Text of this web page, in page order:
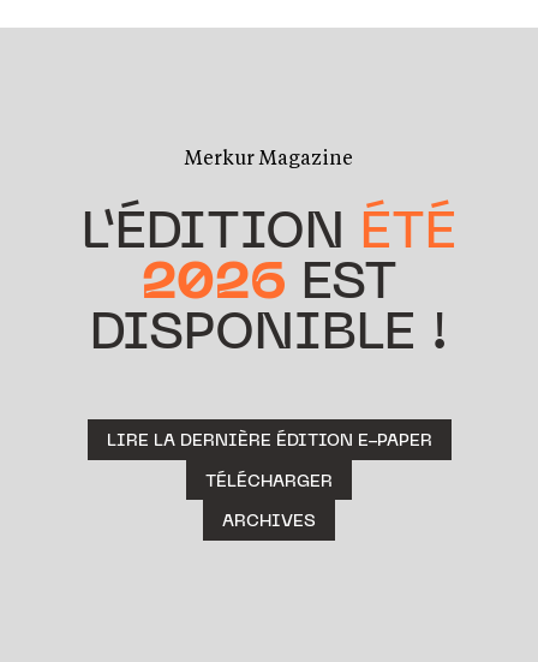
Merkur Magazine
L’ÉDITION ÉTÉ
2026 EST
DISPONIBLE !
LIRE LA DERNIÈRE ÉDITION E-PAPER
TÉLÉCHARGER
ARCHIVES